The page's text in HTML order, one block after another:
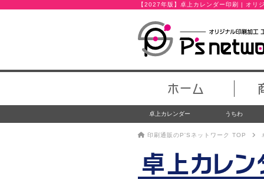
卓上カレンダー うちわ
【2027年版】卓上カレンダー印刷 | オリ
ホーム
印刷通販のP'Sネットワーク TOP
卓上カレ